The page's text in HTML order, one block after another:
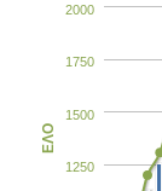
1250
1500
1750
2000
ΕΛΟ